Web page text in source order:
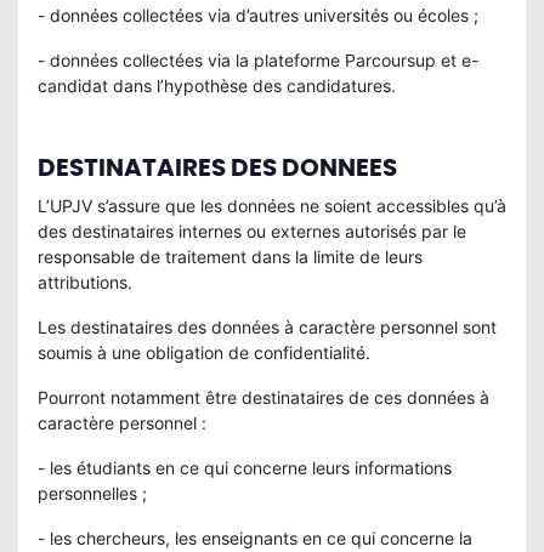
- données collectées via d’autres universités ou écoles ;
- données collectées via la plateforme Parcoursup et e-
candidat dans l’hypothèse des candidatures.
DESTINATAIRES DES DONNEES
L’UPJV s’assure que les données ne soient accessibles qu’à
des destinataires internes ou externes autorisés par le
responsable de traitement dans la limite de leurs
attributions.
Les destinataires des données à caractère personnel sont
soumis à une obligation de confidentialité.
Pourront notamment être destinataires de ces données à
caractère personnel :
- les étudiants en ce qui concerne leurs informations
personnelles ;
- les chercheurs, les enseignants en ce qui concerne la